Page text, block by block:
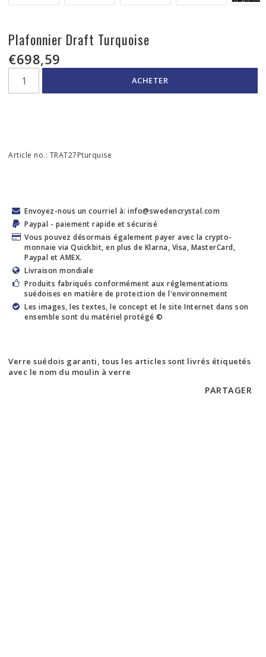
Plafonnier Draft Turquoise
€698,59
ACHETER
Article no.: TRAT27Pturquise
Envoyez-nous un courriel à: info@swedencrystal.com
Paypal - paiement rapide et sécurisé
Vous pouvez désormais également payer avec la crypto-
monnaie via Quickbit, en plus de Klarna, Visa, MasterCard,
Paypal et AMEX.
Livraison mondiale
Produits fabriqués conformément aux réglementations
suédoises en matière de protection de l'environnement
Les images, les textes, le concept et le site Internet dans son
ensemble sont du matériel protégé ©
Verre suédois garanti, tous les articles sont livrés étiquetés
avec le nom du moulin à verre
PARTAGER